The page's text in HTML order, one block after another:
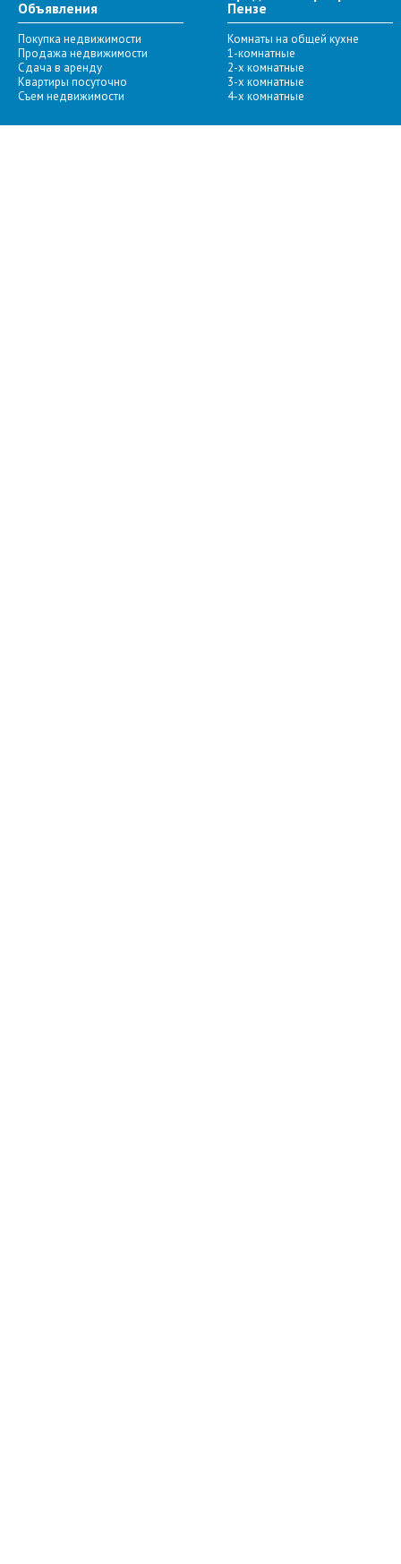
Объявления
Покупка недвижимости
Продажа недвижимости
Сдача в аренду
Квартиры посуточно
Съем недвижимости
Пензе
Комнаты на общей кухне
1-комнатные
2-х комнатные
3-х комнатные
4-х комнатные